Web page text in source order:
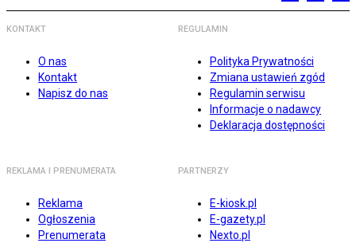
KONTAKT
O nas
Kontakt
Napisz do nas
REGULAMIN
Polityka Prywatności
Zmiana ustawień zgód
Regulamin serwisu
Informacje o nadawcy
Deklaracja dostępności
REKLAMA I PRENUMERATA
Reklama
Ogłoszenia
Prenumerata
PARTNERZY
E-kiosk.pl
E-gazety.pl
Nexto.pl